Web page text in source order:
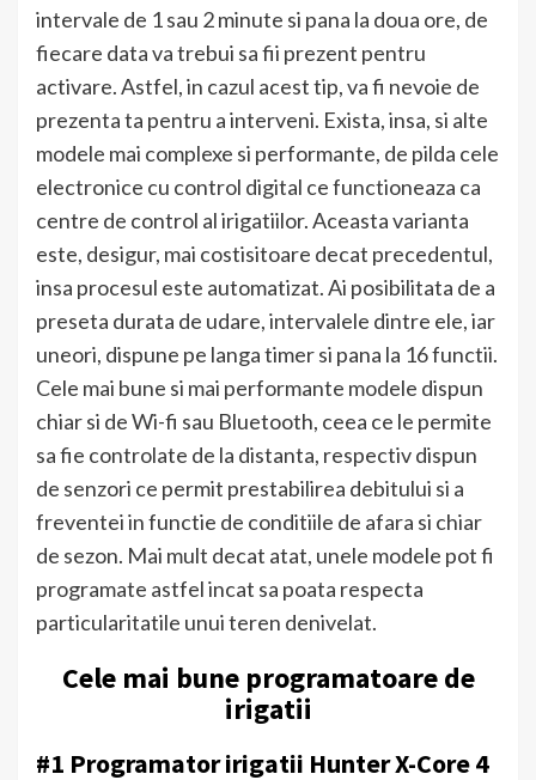
intervale de 1 sau 2 minute si pana la doua ore, de
fiecare data va trebui sa fii prezent pentru
activare. Astfel, in cazul acest tip, va fi nevoie de
prezenta ta pentru a interveni. Exista, insa, si alte
modele mai complexe si performante, de pilda cele
electronice cu control digital ce functioneaza ca
centre de control al irigatiilor. Aceasta varianta
este, desigur, mai costisitoare decat precedentul,
insa procesul este automatizat. Ai posibilitata de a
preseta durata de udare, intervalele dintre ele, iar
uneori, dispune pe langa timer si pana la 16 functii.
Cele mai bune si mai performante modele dispun
chiar si de Wi-fi sau Bluetooth, ceea ce le permite
sa fie controlate de la distanta, respectiv dispun
de senzori ce permit prestabilirea debitului si a
freventei in functie de conditiile de afara si chiar
de sezon. Mai mult decat atat, unele modele pot fi
programate astfel incat sa poata respecta
particularitatile unui teren denivelat.
Cele mai bune programatoare de
irigatii
#1 Programator irigatii Hunter X-Core 4